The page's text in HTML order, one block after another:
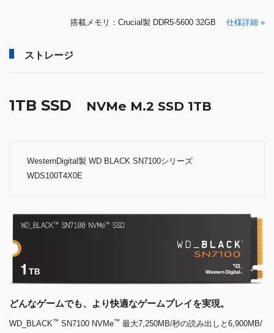
搭載メモリ：Crucial製 DDR5-5600 32GB 仕様詳細 »
ストレージ
1TB SSD NVMe M.2 SSD 1TB
WesternDigital製 WD BLACK SN7100シリーズ
WDS100T4X0E
どんなゲームでも、より快適なゲームプレイを実現。
WD_BLACK™ SN7100 NVMe™ 最大7,250MB/秒の読み出しと6,900MB/